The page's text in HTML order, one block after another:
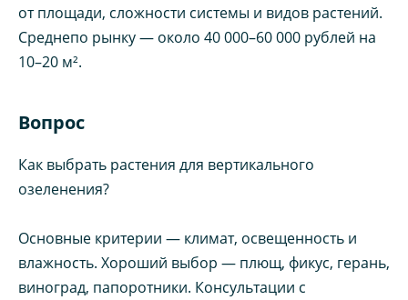
от площади, сложности системы и видов растений.
Среднепо рынку — около 40 000–60 000 рублей на
10–20 м².
Вопрос
Как выбрать растения для вертикального
озеленения?
Основные критерии — климат, освещенность и
влажность. Хороший выбор — плющ, фикус, герань,
виноград, папоротники. Консультации с